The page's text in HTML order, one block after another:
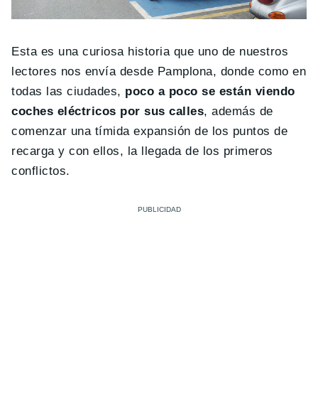
Esta es una curiosa historia que uno de nuestros
lectores nos envía desde Pamplona, donde como en
todas las ciudades, poco a poco se están viendo
coches eléctricos por sus calles, además de
comenzar una tímida expansión de los puntos de
recarga y con ellos, la llegada de los primeros
conflictos.